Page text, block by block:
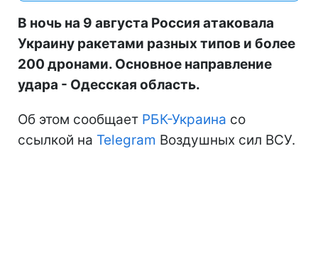
В ночь на 9 августа Россия атаковала
Украину ракетами разных типов и более
200 дронами. Основное направление
удара - Одесская область.
Об этом сообщает РБК-Украина со
ссылкой на Telegram Воздушных сил ВСУ.